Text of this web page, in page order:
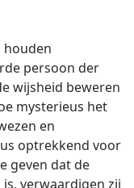
houden
persoon der
wijsheid beweren
mysterieus het
en
optrekkend voor
geven dat de
verwaardigen zij